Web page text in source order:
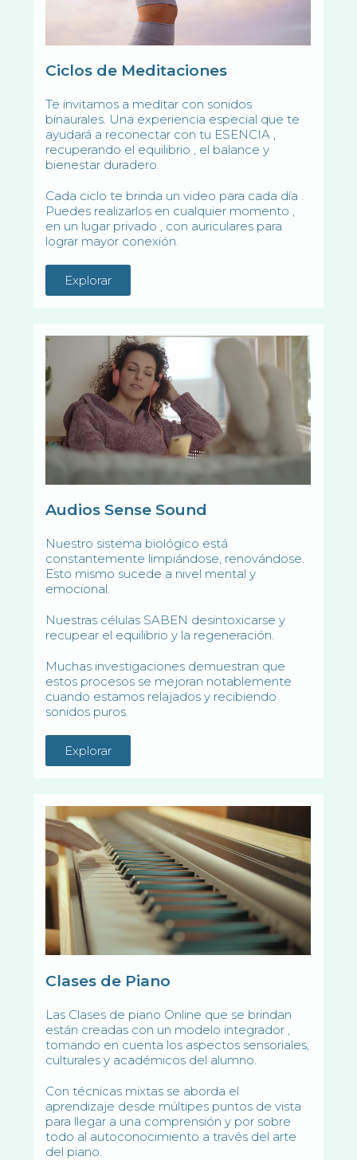
Ciclos de Meditaciones
Te invitamos a meditar con sonidos
binaurales. Una experiencia especial que te
ayudará a reconectar con tu ESENCIA ,
recuperando el equilibrio , el balance y
bienestar duradero.
Cada ciclo te brinda un video para cada día .
Puedes realizarlos en cualquier momento ,
en un lugar privado , con auriculares para
lograr mayor conexión.
Explorar
Audios Sense Sound
Nuestro sistema biológico está
constantemente limpiándose, renovándose.
Esto mismo sucede a nivel mental y
emocional.
Nuestras células SABEN desintoxicarse y
recupear el equilibrio y la regeneración.
Muchas investigaciones demuestran que
estos procesos se mejoran notablemente
cuando estamos relajados y recibiendo
sonidos puros.
Explorar
Clases de Piano
Las Clases de piano Online que se brindan
están creadas con un modelo integrador ,
tomando en cuenta los aspectos sensoriales,
culturales y académicos del alumno.
Con técnicas mixtas se aborda el
aprendizaje desde múltipes puntos de vista
para llegar a una comprensión y por sobre
todo al autoconocimiento a través del arte
del piano.